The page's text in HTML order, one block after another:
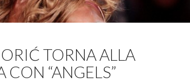
TORNA ALLA
CON “ANGELS”